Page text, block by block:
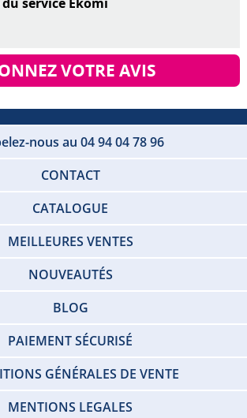
VOTRE AVIS
nous au 04 94 04 78 96
CONTACT
CATALOGUE
MEILLEURES VENTES
NOUVEAUTÉS
BLOG
PAIEMENT SÉCURISÉ
GÉNÉRALES DE VENTE
MENTIONS LEGALES